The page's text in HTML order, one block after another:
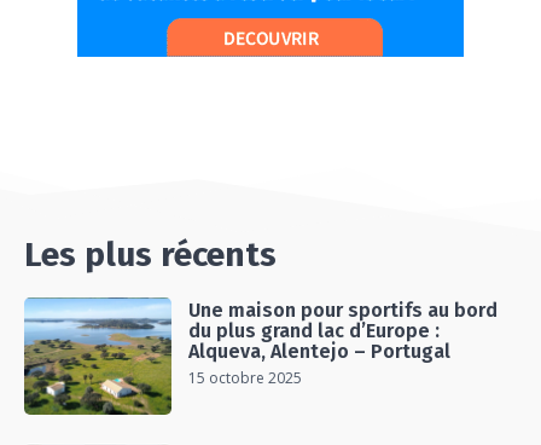
UN SÉJOUR SPORT & NATURE
07:19
Les plus récents
Une maison pour sportifs au bord
du plus grand lac d’Europe :
Alqueva, Alentejo – Portugal
15 octobre 2025